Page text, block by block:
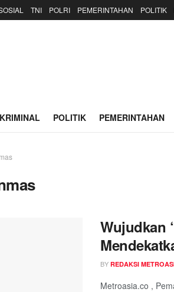
TNI POLRI PEMERINTAHAN POLITIK
POLITIK PEMERINTAHAN
Wujudkan
BY REDAKSI
Metroasia.co ,